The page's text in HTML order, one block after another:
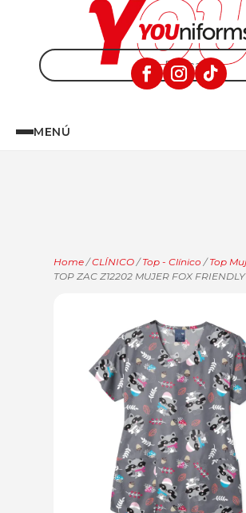
MENÚ
Home /CLÍNICO /Top - Clínico /Top
TOP ZAC Z12202 MUJER FOX